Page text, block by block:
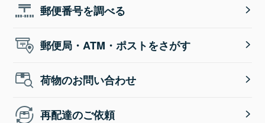
郵便番号を調べる
郵便局・ATM・ポストをさがす
荷物のお問い合わせ
再配達のご依頼